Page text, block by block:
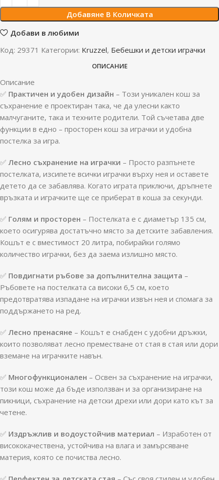
Добавяне В Количката
Добави в любими
Код: 29371 Категории: Kruzzel, Бебешки и детски играчки
ОПИСАНИЕ
Описание
✅ Практичен и удобен дизайн – Този уникален кош за
съхранение е проектиран така, че да улесни както
малчуганите, така и техните родители. Той съчетава две
функции в едно – просторен кош за играчки и удобна
постелка за игра.
✅ Лесно съхранение на играчки – Просто разпънете
постелката, изсипете всички играчки върху нея и оставете
детето да се забавлява. Когато играта приключи, дръпнете
връзката и играчките ще се приберат в коша за секунди.
✅ Голям и просторен – Постелката е с диаметър 135 см,
което осигурява достатъчно място за детските забавления.
Кошът е с вместимост 20 литра, побирайки голямо
количество играчки, без да заема излишно място.
✅ Повдигнати ръбове за допълнителна защита –
Ръбовете на постелката са високи 6,5 см, което
предотвратява изпадане на играчки извън нея и спомага за
поддържането на ред.
✅ Лесно пренасяне – Кошът е снабден с удобни дръжки,
които позволяват лесно преместване от стая в стая или дори
вземане на играчките навън.
✅ Многофункционален – Освен за съхранение на играчки,
този кош може да бъде използван и за организиране на
пикници, съхранение на детски дрехи или дори като кът за
четене.
✅ Издръжлив и водоустойчив материал – Изработен от
висококачествена, устойчива на влага и замърсяване
материя, която се почиства лесно.